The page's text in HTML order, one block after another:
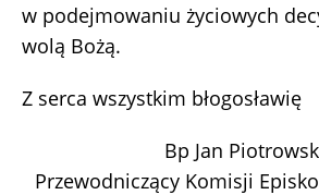
w podejmowaniu życiowych
wolą Bożą.
Z serca wszystkim błogosławię
Bp Jan
Przewodniczący Komisji